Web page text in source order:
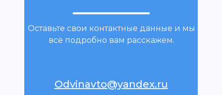
Odvinavto@yandex.ru
Оставьте свои контактные данные и мы
всё подробно вам расскажем.